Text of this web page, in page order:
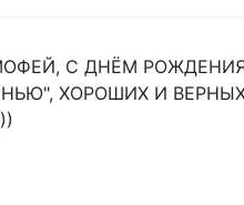
С ДНЁМ
ХОРОШИХ И